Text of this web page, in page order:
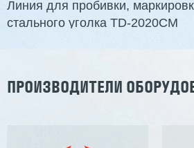
Линия для пробивки,
стального уголка TD-2020CM
ПРОИЗВОДИТЕЛИ